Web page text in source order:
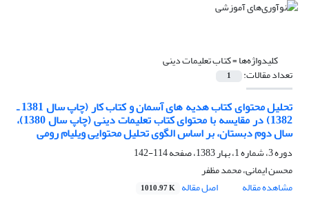
کلیدواژه‌ها =کتاب تعلیمات دینی
تعداد مقالات: 1
تحلیل محتوای کتاب هدیه های آسمان و کتاب کار (چاپ سال 1381 ـ
1382) در مقایسه با محتوای کتاب تعلیمات دینی (چاپ سال 1380)،
سال دوم دبستان، بر اساس الگوی تحلیل محتوایی ویلیام رومی
دوره 3، شماره 1، بهار 1383، صفحه
114-142
محسن ایمانی، محمد مظفر
مشاهده مقاله
اصل مقاله 1010.97 K